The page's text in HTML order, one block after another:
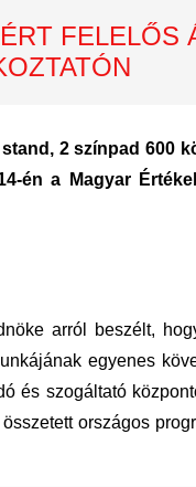
2 színpad 600
én a Magyar
arról beszélt,
egyenes
és szogáltató
országos